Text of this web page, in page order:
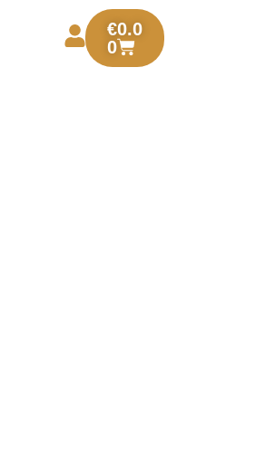
€0.0
0